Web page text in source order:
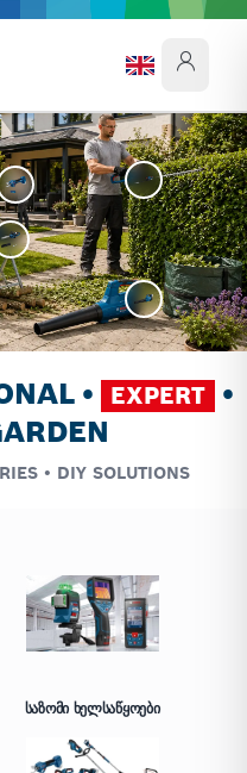
• EXPERT
•
• DIY SOLUTIONS
ᲡᲐᲖᲝᲛᲘ ᲮᲔᲚᲡᲐᲬᲧᲝᲔᲑᲘ